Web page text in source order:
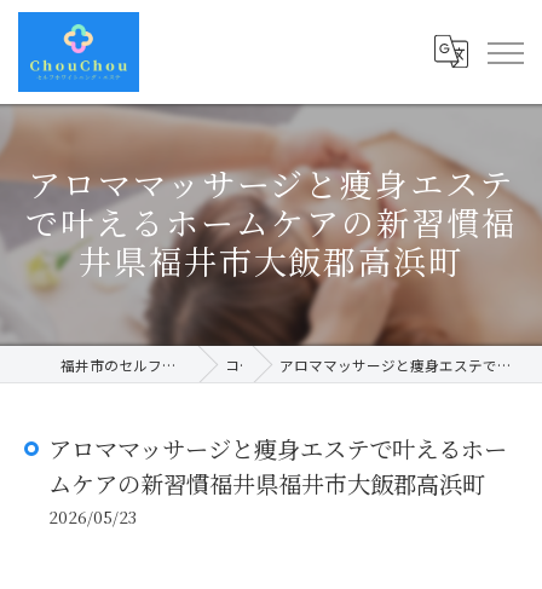
アロママッサージと痩身エステ
で叶えるホームケアの新習慣福
井県福井市大飯郡高浜町
福井市のセルフホワイトニングならChouChou コラム アロママッサージと痩身エステで叶えるホームケアの新習慣福井県福井市大飯郡高浜町
アロママッサージと痩身エステで叶えるホー
ムケアの新習慣福井県福井市大飯郡高浜町
2026/05/23